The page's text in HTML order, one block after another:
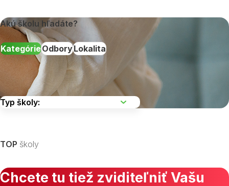
Akú školu hľadáte?
KategórieOdboryLokalita
TOP školy
Chcete tu tiež zviditeľniť Vašu